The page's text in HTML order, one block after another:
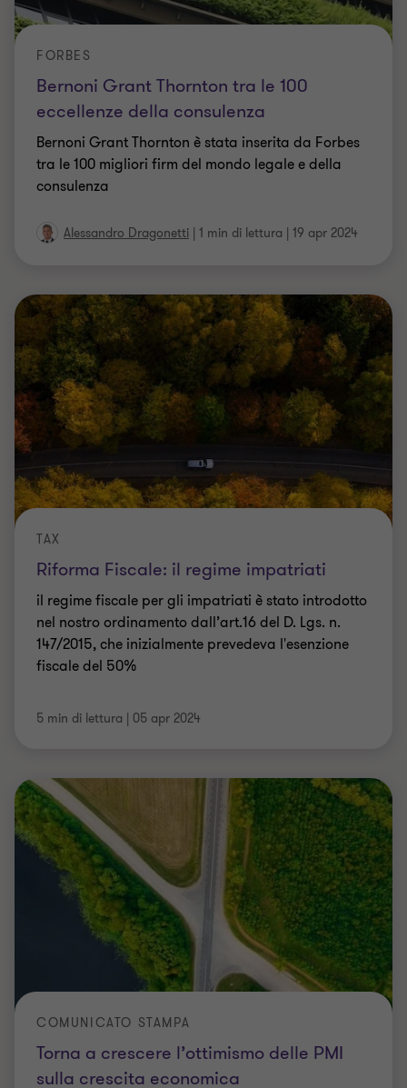
Bernoni Grant Thornton è stata inserita da Forbes
consulenza
Alessandro Dragonetti | 1 min di lettura
Riforma Fiscale: il regime impatriati
TAX
il regime fiscale per gli impatriati è stato introdotto
nel nostro ordinamento dall’art.16 del D. Lgs. n.
fiscale del 50%
5 min di lettura | 05 apr 2024
Torna a crescere l’ottimismo delle PMI
sulla crescita economica
COMUNICATO STAMPA
Secondo l’ultimo International Business Report di
2024 la fiducia delle imprese sulla ripresa
economica
Alessandro Dragonetti | 6 min di lettura